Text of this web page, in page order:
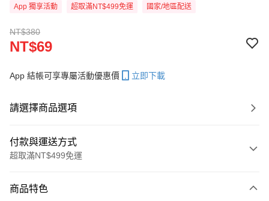
App 獨享活動 超取滿NT$499免運 國家/地區配送
NT$380
NT$69
App 結帳可享專屬活動優惠價 立即下載
請選擇商品選項
付款與運送方式
超取滿NT$499免運
信用卡一次付款
商品特色